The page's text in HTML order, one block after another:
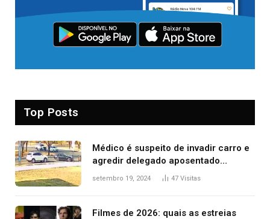
Top Posts
Médico é suspeito de invadir carro e
agredir delegado aposentado
durante confusão no trânsito
setembro 19, 2024 47 Visitas
Filmes de 2026: quais as estreias